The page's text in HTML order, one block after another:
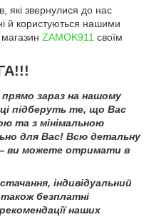
які звернулися до нас
й користуються нашими
ZAMOK911 своїм
зараз на нашому
підберуть те, що Вас
та з мінімальною
для Вас! Всю детальну
ви можете отримати в
індивідуальний
також безплатні
наших